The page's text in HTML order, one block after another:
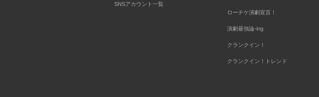
SNSアカウント一覧
ローチケ演劇宣言！
演劇最強論-ing
クランクイン！
クランクイン！トレンド